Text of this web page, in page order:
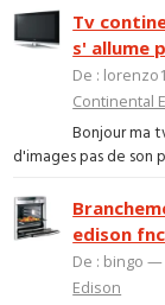
Tv
s' allume
De :
Continental
Bonjour ma
d'images pas de son
edison
De : bingo —
Edison